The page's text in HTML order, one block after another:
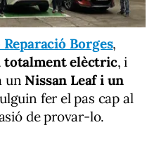
Borges,
totalment elèctric, i
un Nissan Leaf i un
fer el pas cap al
de provar-lo.